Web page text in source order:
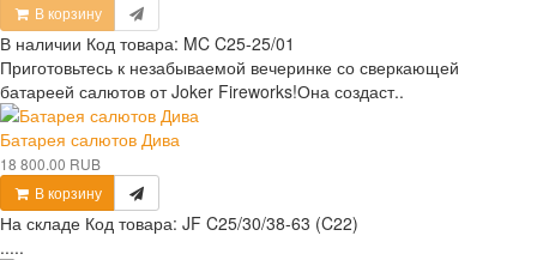
В корзину
В наличии Код товара: MC C25-25/01
Приготовьтесь к незабываемой вечеринке со сверкающей
батареей салютов от Joker Fireworks!Она создаст..
Батарея салютов Дива
18 800.00 RUB
В корзину
На складе Код товара: JF C25/30/38-63 (C22)
.....